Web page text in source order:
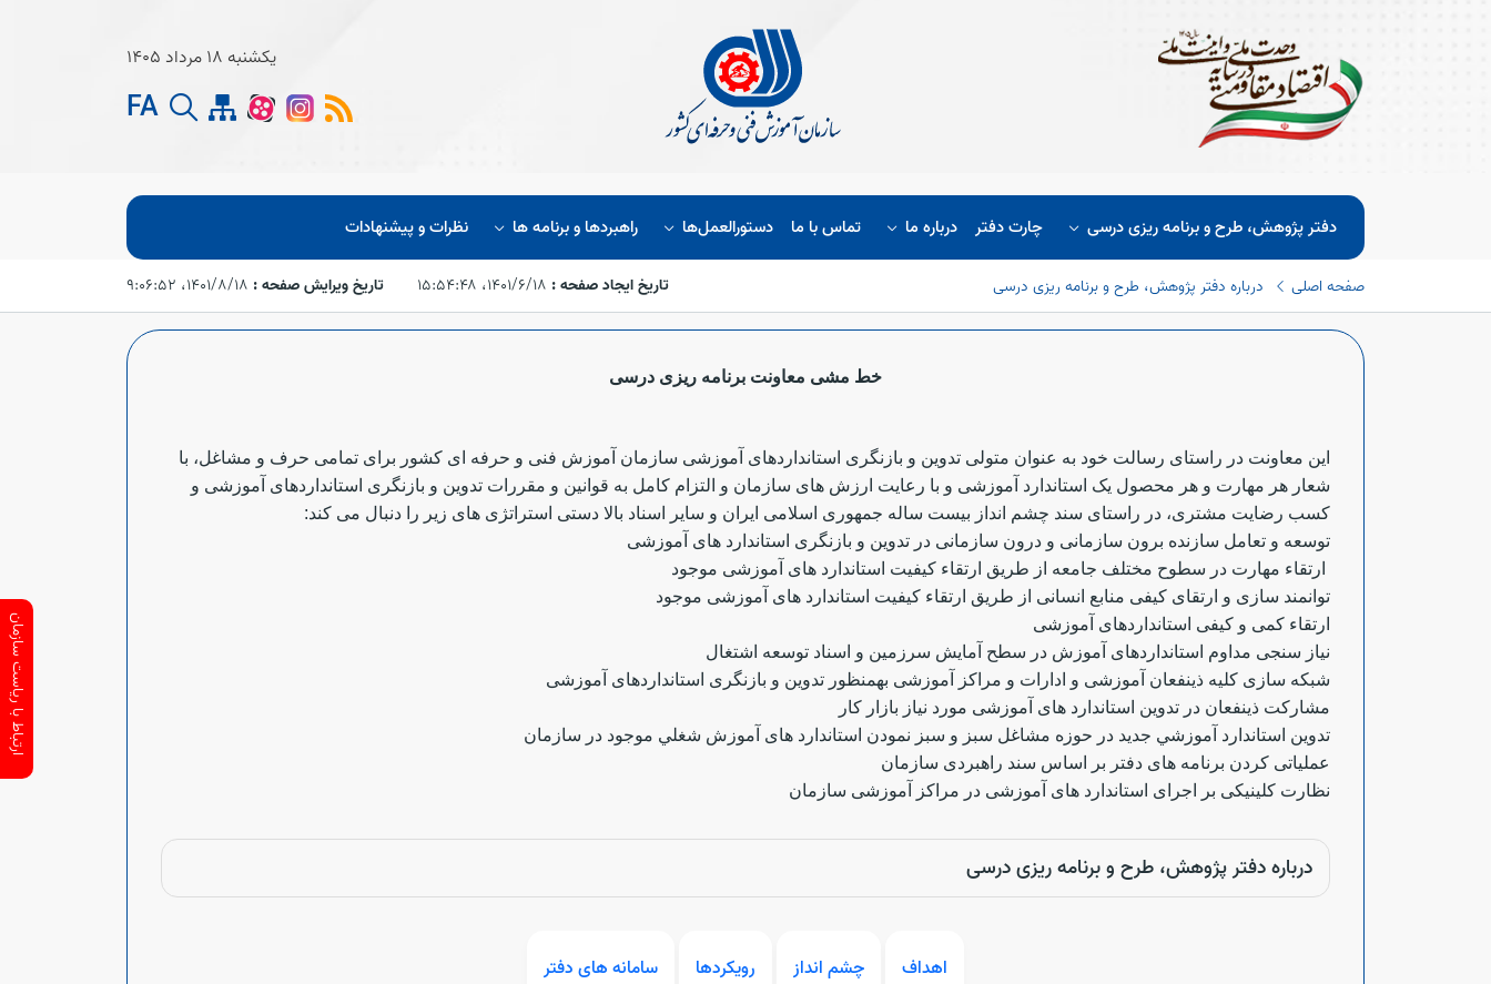
یکشنبه 18 مرداد 1405
FA
دفتر پژوهش، طرح و برنامه ریزی درسی چارت دفتر درباره ما تماس با ما دستورالعمل‌ها راهبردها و برنامه ها نظرات و پیشنهادات
صفحه اصلی درباره دفتر پژوهش، طرح و برنامه ریزی درسی تاریخ ایجاد صفحه : ۱۴۰۱/۶/۱۸،‏ ۱۵:۵۴:۴۸ تاریخ ویرایش صفحه : ۱۴۰۱/۸/۱۸،‏ ۹:۰۶:۵۲
خط مشی معاونت برنامه ریزی درسی
این معاونت در راستای رسالت خود به عنوان متولی تدوین و بازنگری استانداردهای آموزشی سازمان آموزش فنی و حرفه ای کشور برای تمامی حرف و مشاغل، با
شعار هر مهارت و هر محصول یک استاندارد آموزشی و با رعایت ارزش های سازمان و التزام کامل به قوانین و مقررات تدوین و بازنگری استانداردهای آموزشی و
کسب رضایت مشتری، در راستای سند چشم انداز بیست ساله جمهوری اسلامی ایران و سایر اسناد بالا دستی استراتژی های زیر را دنبال می کند:
توسعه و تعامل سازنده برون سازمانی و درون سازمانی در تدوین و بازنگری استاندارد های آموزشی
ارتقاء مهارت در سطوح مختلف جامعه از طریق ارتقاء کیفیت استاندارد های آموزشی موجود
توانمند سازی و ارتقای کیفی منابع انسانی از طریق ارتقاء کیفیت استاندارد های آموزشی موجود
ارتقاء کمی و کیفی استانداردهای آموزشی
نیاز سنجی مداوم استانداردهای آموزش در سطح آمایش سرزمین و اسناد توسعه اشتغال
شبکه سازی کلیه ذینفعان آموزشی و ادارات و مراکز آموزشی بهمنظور تدوین و بازنگری استانداردهای آموزشی
مشارکت ذینفعان در تدوین استاندارد های آموزشی مورد نیاز بازار کار
تدوين استاندارد آموزشي جديد در حوزه مشاغل سبز و سبز نمودن استاندارد های آموزش شغلي موجود در سازمان
عملیاتی کردن برنامه های دفتر بر اساس سند راهبردی سازمان
نظارت کلینیکی بر اجرای استاندارد های آموزشی در مراکز آموزشی سازمان
درباره دفتر پژوهش، طرح و برنامه ریزی درسی
اهداف چشم انداز رویکردها سامانه های دفتر
ارتباط با ریاست سازمان